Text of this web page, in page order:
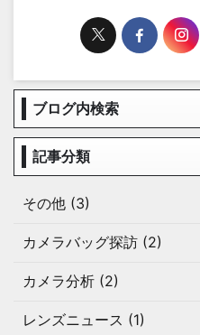
ブログ内検索
記事分類
その他 (3)
カメラバッグ探訪 (2)
カメラ分析 (2)
レンズニュース (1)